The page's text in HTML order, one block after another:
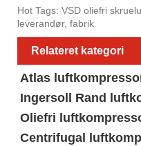
Hot Tags: VSD oliefri
leverandør, fabrik
Relateret kategori
Atlas
Ingersoll Rand
Oliefri
Centrifugal